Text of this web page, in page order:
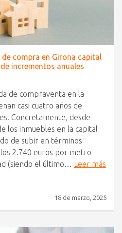
compra en Girona capital
incrementos anuales
de compraventa en la
casi cuatro años de
Concretamente, desde
los inmuebles en la capital
de subir en términos
los 2.740 euros por metro
(siendo el último… Leer más
18 de marzo, 2025